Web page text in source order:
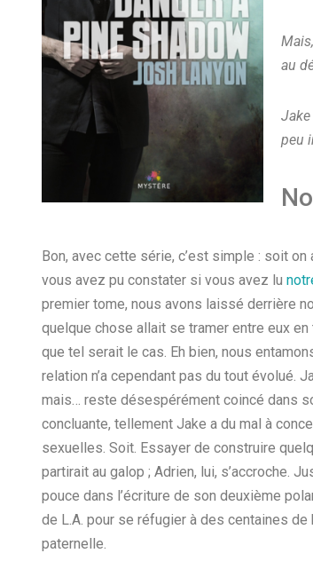
au
Jake
peu
Bon, avec cette série, c’est simple : soit
vous avez pu constater si vous avez lu
premier tome, nous avons laissé derrière
quelque chose allait se tramer entre eux
que tel serait le cas. Eh bien, nous
relation n’a cependant pas du tout évolué.
mais… reste désespérément coincé dans
concluante, tellement Jake a du mal à
sexuelles. Soit. Essayer de construire
partirait au galop ; Adrien, lui, s’accroche.
pouce dans l’écriture de son deuxième
de L.A. pour se réfugier à des centaines
paternelle.